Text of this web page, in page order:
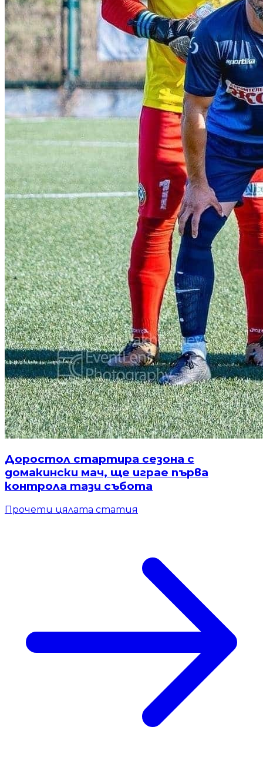
Доростол стартира сезона с
домакински мач, ще играе първа
контрола тази събота
Прочети цялата статия